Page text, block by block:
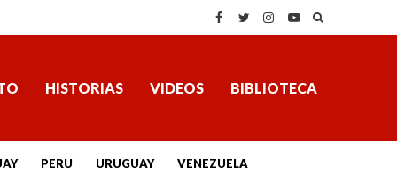
HISTORIAS VIDEOS BIBLIOTECA
PERU URUGUAY VENEZUELA